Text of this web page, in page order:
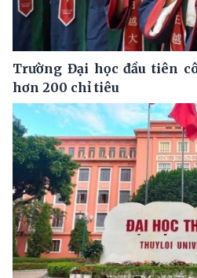
Trường Đại học đầu tiên
hơn 200 chỉ tiêu